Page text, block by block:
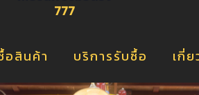
777
อสินค้า บริการรับซื้อ เกี่ย